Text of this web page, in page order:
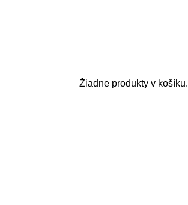
Žiadne produkty v košíku.